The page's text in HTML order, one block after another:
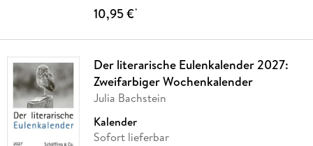
10,95 €*
Der literarische Eulenkalender 2027:
Zweifarbiger Wochenkalender
Julia Bachstein
Kalender
Sofort lieferbar